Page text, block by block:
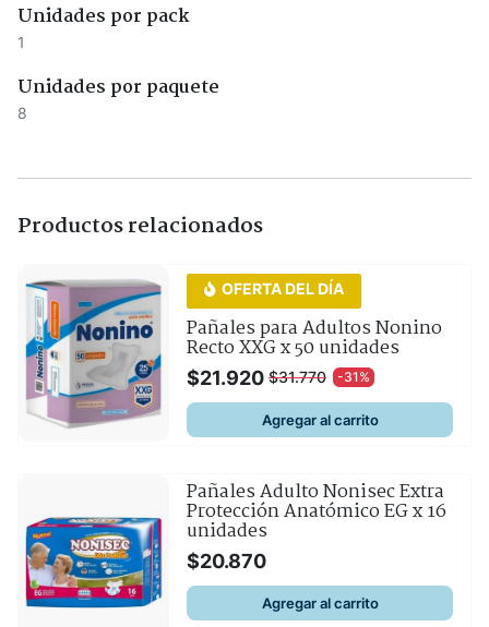
Unidades por pack
1
Unidades por paquete
8
Productos relacionados
Pañales para Adultos Nonino
Recto XXG x 50 unidades
OFERTA DEL DÍA
$31.770
ORIGINAL
PRICE
WAS:
$21.920
CURRENT
PRICE
IS:
-31%
Agregar al carrito
Pañales Adulto Nonisec Extra
Protección Anatómico EG x 16
unidades
$20.870
Agregar al carrito